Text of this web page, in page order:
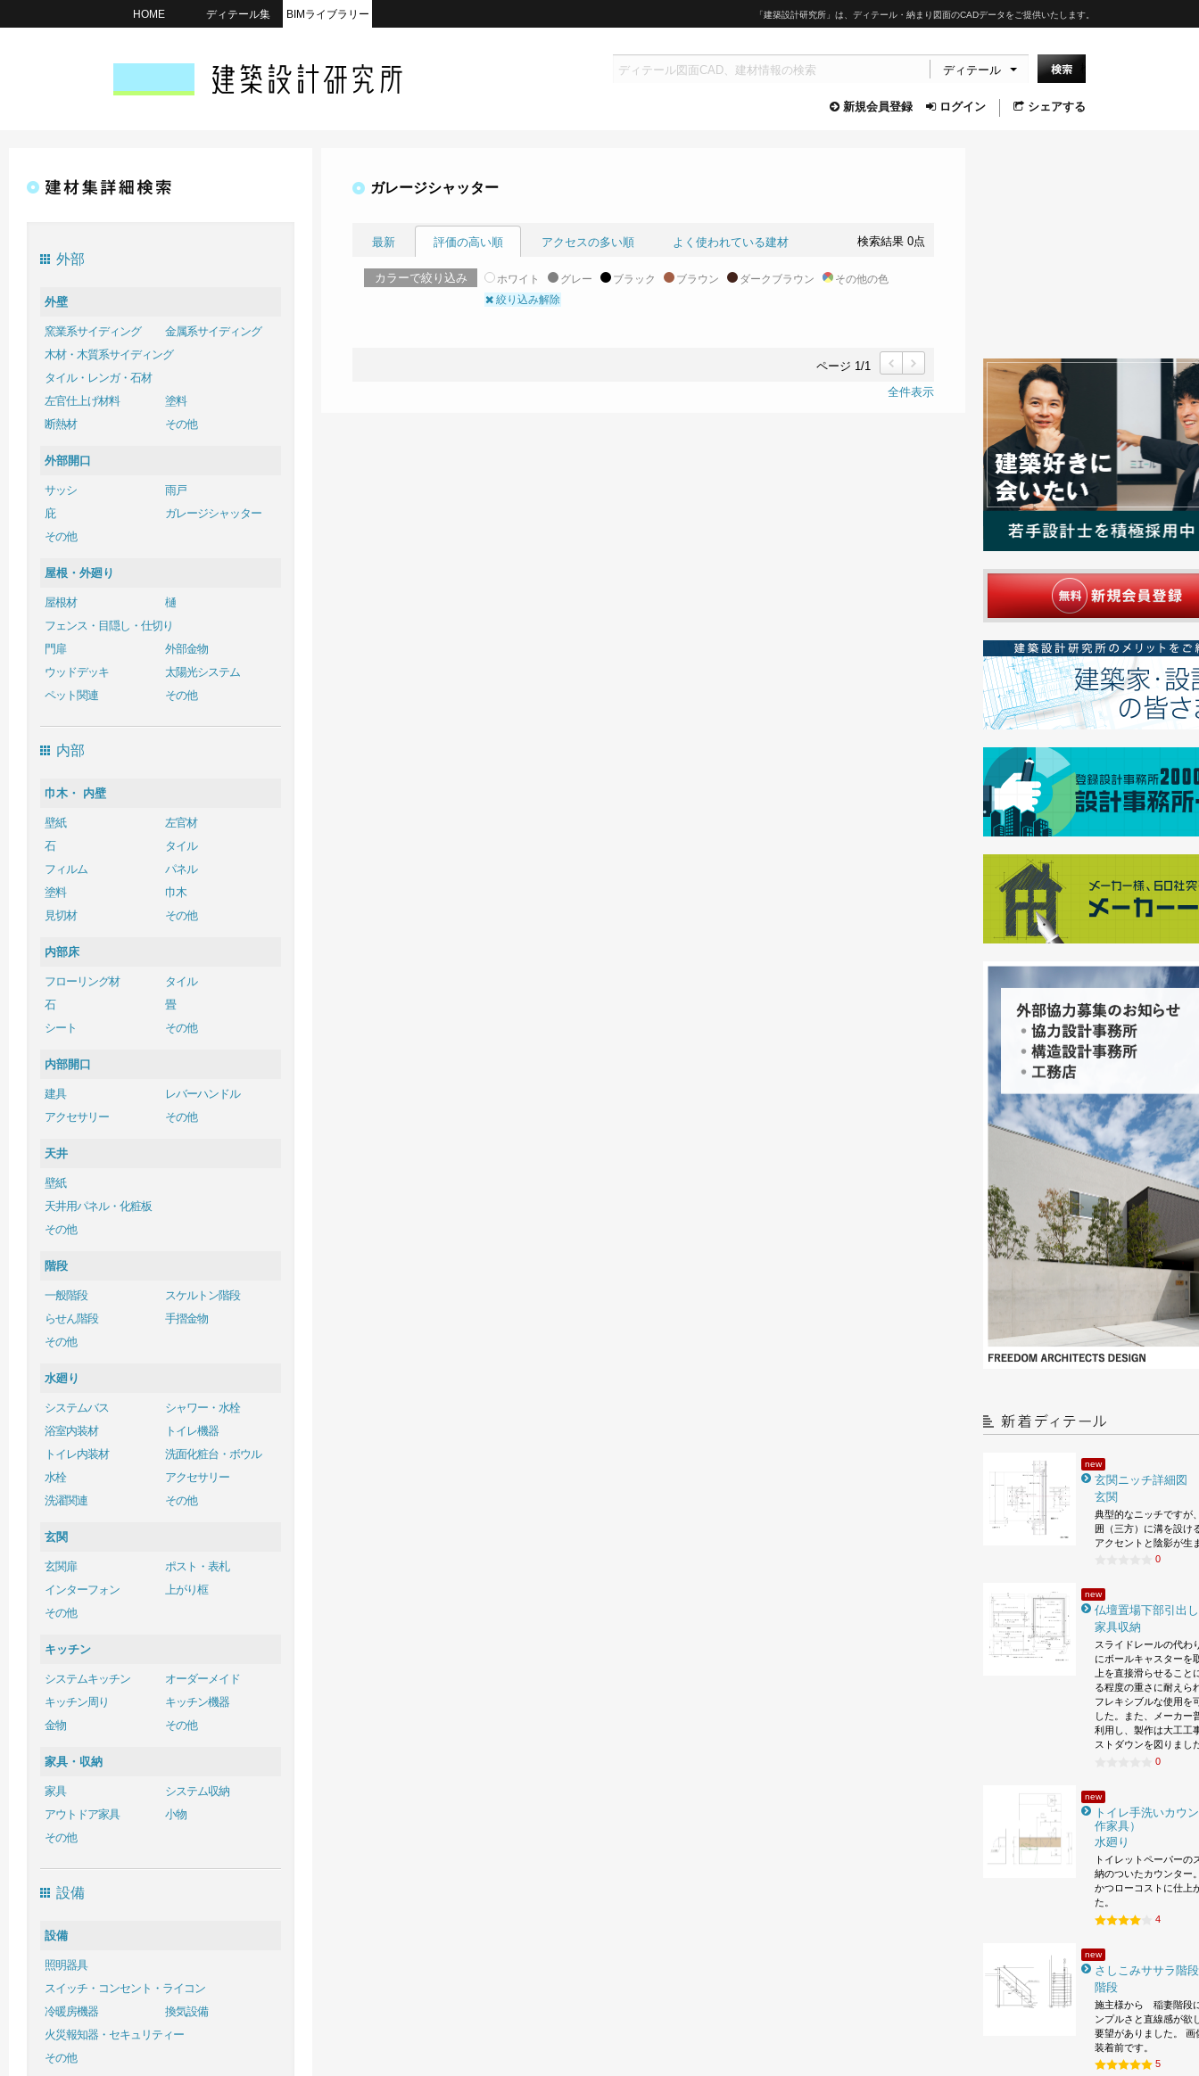
「建築設計研究所」は、ディテール・納まり図面のCADデータをご提供いたします。
HOME ディテール集 BIMライブラリー
ディテール
新規会員登録 ログイン シェアする
外部
外壁
窯業系サイディング
金属系サイディング
木材・木質系サイディング
タイル・レンガ・石材
左官仕上げ材料
塗料
断熱材
その他
外部開口
サッシ
雨戸
庇
ガレージシャッター
その他
屋根・外廻り
屋根材
樋
フェンス・目隠し・仕切り
門扉
外部金物
ウッドデッキ
太陽光システム
ペット関連
その他
内部
巾木・ 内壁
壁紙
左官材
石
タイル
フィルム
パネル
塗料
巾木
見切材
その他
内部床
フローリング材
タイル
石
畳
シート
その他
内部開口
建具
レバーハンドル
アクセサリー
その他
天井
壁紙
天井用パネル・化粧板
その他
階段
一般階段
スケルトン階段
らせん階段
手摺金物
その他
水廻り
システムバス
シャワー・水栓
浴室内装材
トイレ機器
トイレ内装材
洗面化粧台・ボウル
水栓
アクセサリー
洗濯関連
その他
玄関
玄関扉
ポスト・表札
インターフォン
上がり框
その他
キッチン
システムキッチン
オーダーメイド
キッチン周り
キッチン機器
金物
その他
家具・収納
家具
システム収納
アウトドア家具
小物
その他
設備
設備
照明器具
スイッチ・コンセント・ライコン
冷暖房機器
換気設備
火災報知器・セキュリティー
その他
new
玄関ニッチ詳細図
玄関
典型的なニッチですが
囲（三方）に溝を設け
アクセントと陰影が生
0
new
仏壇置場下部引出
家具収納
スライドレールの代わ
にボールキャスターを
上を直接滑らせること
る程度の重さに耐えら
フレキシブルな使用を
した。また、メーカー
利用し、製作は大工工
ストダウンを図りまし
0
new
トイレ手洗いカウ
作家具）
水廻り
トイレットペーパーの
納のついたカウンター
かつローコストに仕上
た。
4
new
さしこみササラ階段
階段
施主様から 稲妻階段
ンプルさと直線感が
要望がありました。 画
装着前です。
5
ガレージシャッター
最新 評価の高い順 アクセスの多い順 よく使われている建材 検索結果 0点
カラーで絞り込み ホワイト グレー ブラック ブラウン ダークブラウン
その他の色
絞り込み解除
ページ 1/1
前
次
全件表示